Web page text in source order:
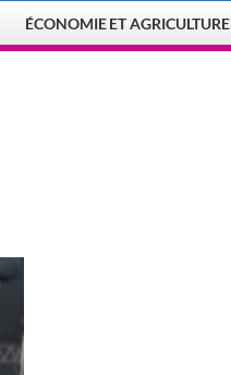
ÉCONOMIE ET AGRICULTURE